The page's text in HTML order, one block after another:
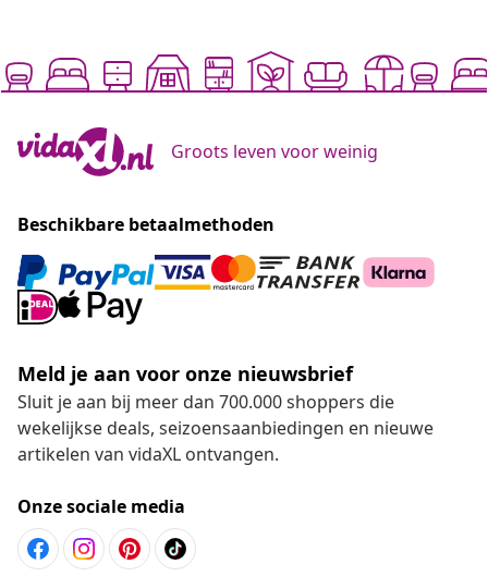
Groots leven voor weinig
Beschikbare betaalmethoden
Meld je aan voor onze nieuwsbrief
Sluit je aan bij meer dan 700.000 shoppers die
wekelijkse deals, seizoensaanbiedingen en nieuwe
artikelen van vidaXL ontvangen.
Onze sociale media